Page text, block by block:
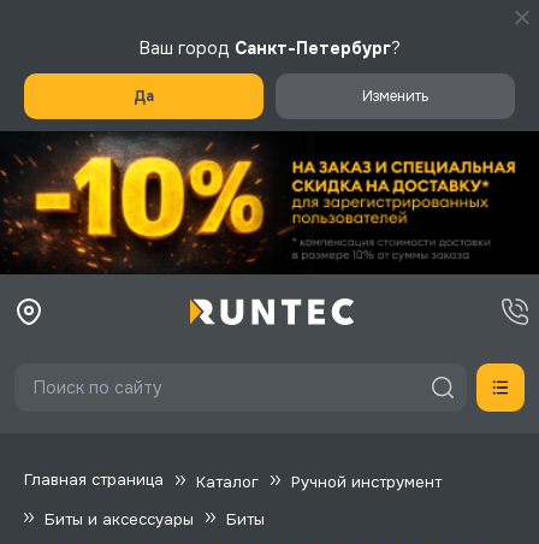
Ваш город Санкт-Петербург?
Да Изменить
Главная страница Каталог
Ручной инструмент
Биты и аксессуары
Биты